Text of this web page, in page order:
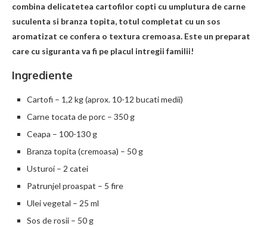
combina delicatetea cartofilor copti cu umplutura de carne
suculenta si branza topita, totul completat cu un sos
aromatizat ce confera o textura cremoasa. Este un preparat
care cu siguranta va fi pe placul intregii familii!
Ingrediente
Cartofi – 1,2 kg (aprox. 10-12 bucati medii)
Carne tocata de porc – 350 g
Ceapa – 100-130 g
Branza topita (cremoasa) – 50 g
Usturoi – 2 catei
Patrunjel proaspat – 5 fire
Ulei vegetal – 25 ml
Sos de rosii – 50 g